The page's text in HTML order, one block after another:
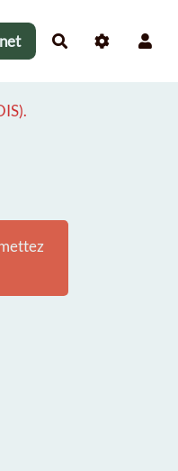
Rechercher